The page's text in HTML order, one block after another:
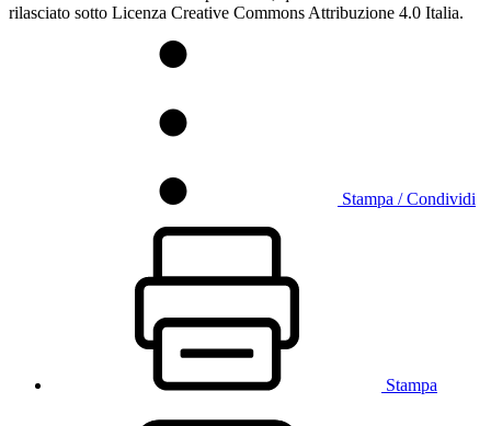
rilasciato sotto Licenza Creative Commons Attribuzione 4.0 Italia.
Stampa / Condividi
Stampa